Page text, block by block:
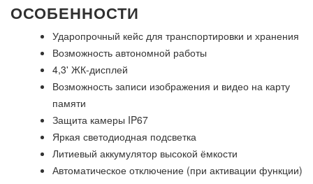
ОСОБЕННОСТИ
Ударопрочный кейс для транспортировки и хранения
Возможность автономной работы
4,3' ЖК-дисплей
Возможность записи изображения и видео на карту
памяти
Защита камеры IP67
Яркая светодиодная подсветка
Литиевый аккумулятор высокой ёмкости
Автоматическое отключение (при активации функции)